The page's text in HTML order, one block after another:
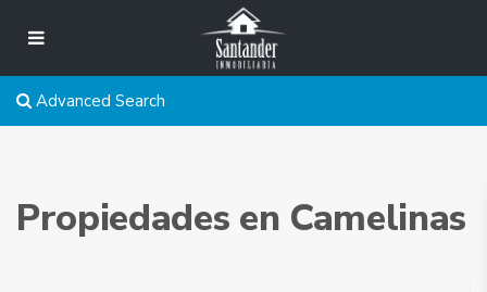
Advanced Search
Propiedades en Camelinas